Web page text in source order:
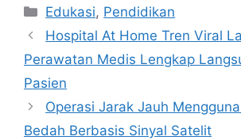
Kategori
Edukasi, Pendidikan
Hospital At Home Tren Viral
Perawatan Medis Lengkap
Pasien
Operasi Jarak Jauh
Bedah Berbasis Sinyal Satelit